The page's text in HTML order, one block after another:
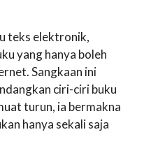
teks elektronik,
yang hanya boleh
Sangkaan ini
ciri-ciri buku
turun, ia bermakna
hanya sekali saja